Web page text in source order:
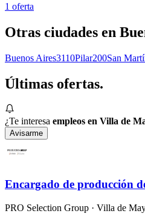
1 oferta
Otras ciudades en
Buenos Aires3110Pilar200San
Últimas ofertas.
¿Te interesa empleos en Villa de
Avisarme
Encargado de producción
PRO Selection Group · Villa de